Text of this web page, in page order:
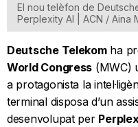
El nou telèfon de
Perplexity AI | ACN / Aina
Deutsche Telekomha
World Congress (MWC)
a protagonista la
terminal disposa d’un
desenvolupat per